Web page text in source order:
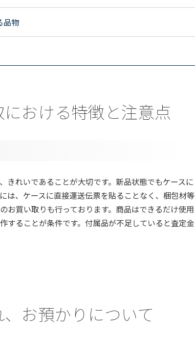
品物
における特徴と注意点
きれいであることが大切です。新品状態でもケースに
は、ケースに直接運送伝票を貼ることなく、梱包材等
お買い取りも行っております。商品はできるだけ使用
することが条件です。付属品が不足していると査定金
、お預かりについて